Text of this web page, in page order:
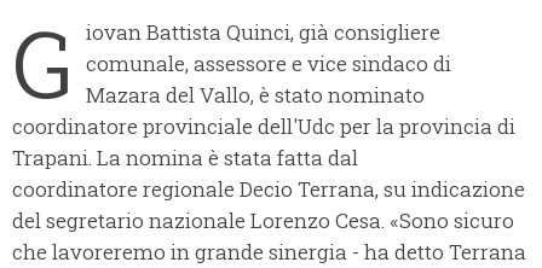
G
iovan Battista Quinci, già consigliere
comunale, assessore e vice sindaco di
Mazara del Vallo, è stato nominato
coordinatore provinciale dell'Udc per la provincia di
Trapani. La nomina è stata fatta dal
coordinatore regionale Decio Terrana, su indicazione
del segretario nazionale Lorenzo Cesa. «Sono sicuro
che lavoreremo in grande sinergia - ha detto Terrana